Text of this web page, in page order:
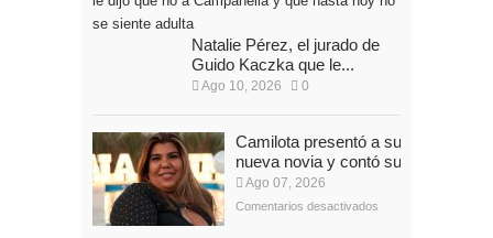
Natalie Pérez, el jurado de
Guido Kaczka que le...
Ago 10, 2026 0
Camilota presentó a su
nueva novia y contó su...
Ago 07, 2026
Comentarios desactivados